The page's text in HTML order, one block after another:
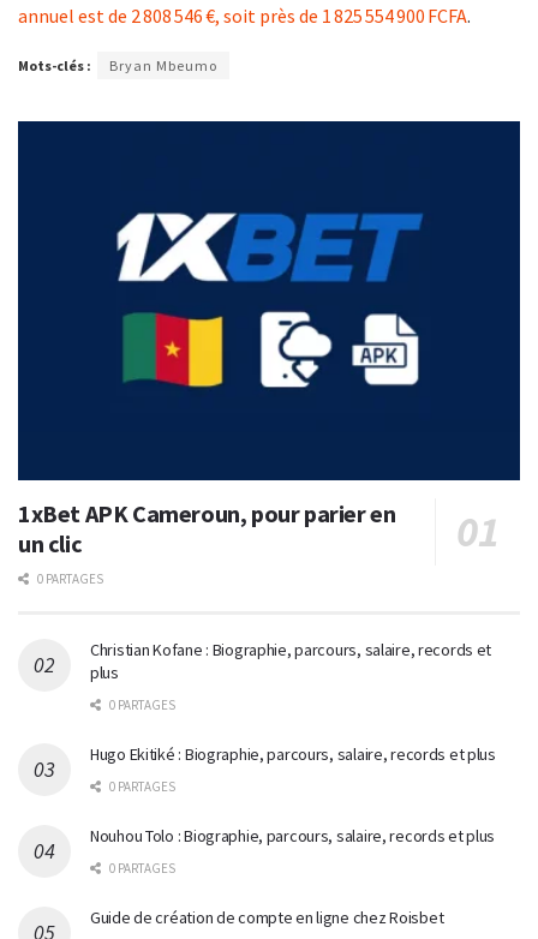
annuel est de 2 808 546 €, soit près de 1 825 554 900 FCFA.
Mots-clés : Bryan Mbeumo
1xBet APK Cameroun, pour parier en
un clic
0 PARTAGES
Christian Kofane : Biographie, parcours, salaire, records et
plus
0 PARTAGES
Hugo Ekitiké : Biographie, parcours, salaire, records et plus
0 PARTAGES
Nouhou Tolo : Biographie, parcours, salaire, records et plus
0 PARTAGES
Guide de création de compte en ligne chez Roisbet